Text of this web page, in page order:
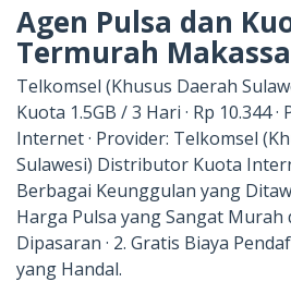
Agen Pulsa dan
Termurah
Telkomsel (Khusus Daerah
Kuota 1.5GB / 3 Hari · Rp 10.344
Internet · Provider: Telkomsel
Sulawesi) Distributor Kuota
Berbagai Keunggulan yang
Harga Pulsa yang Sangat Murah
Dipasaran · 2. Gratis Biaya
yang Handal.